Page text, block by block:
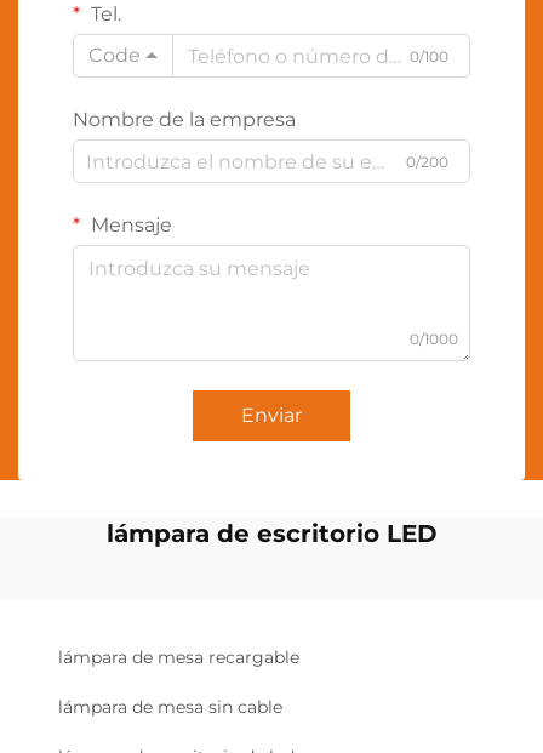
Tel.
Code
0/100
Nombre de la empresa
0/200
Mensaje
0/1000
Enviar
lámpara de escritorio LED
lámpara de mesa recargable
lámpara de mesa sin cable